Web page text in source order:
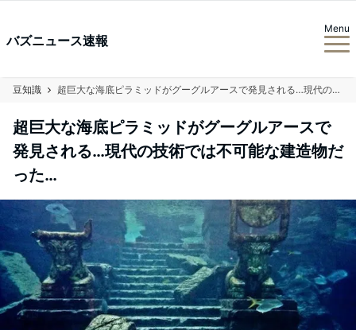
バズニュース速報
Menu
豆知識 超巨大な海底ピラミッドがグーグルアースで発見される…現代の技術では不可能な建造物だった…
超巨大な海底ピラミッドがグーグルアースで
発見される…現代の技術では不可能な建造物だ
った…